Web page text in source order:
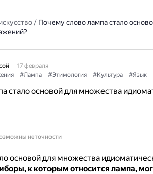
/ Почему слово лампа стало
17 февраля
#Лампа #Этимология #Культура #Язык
стало основой для множества
неточности
основой для множества
к которым относится лампа,